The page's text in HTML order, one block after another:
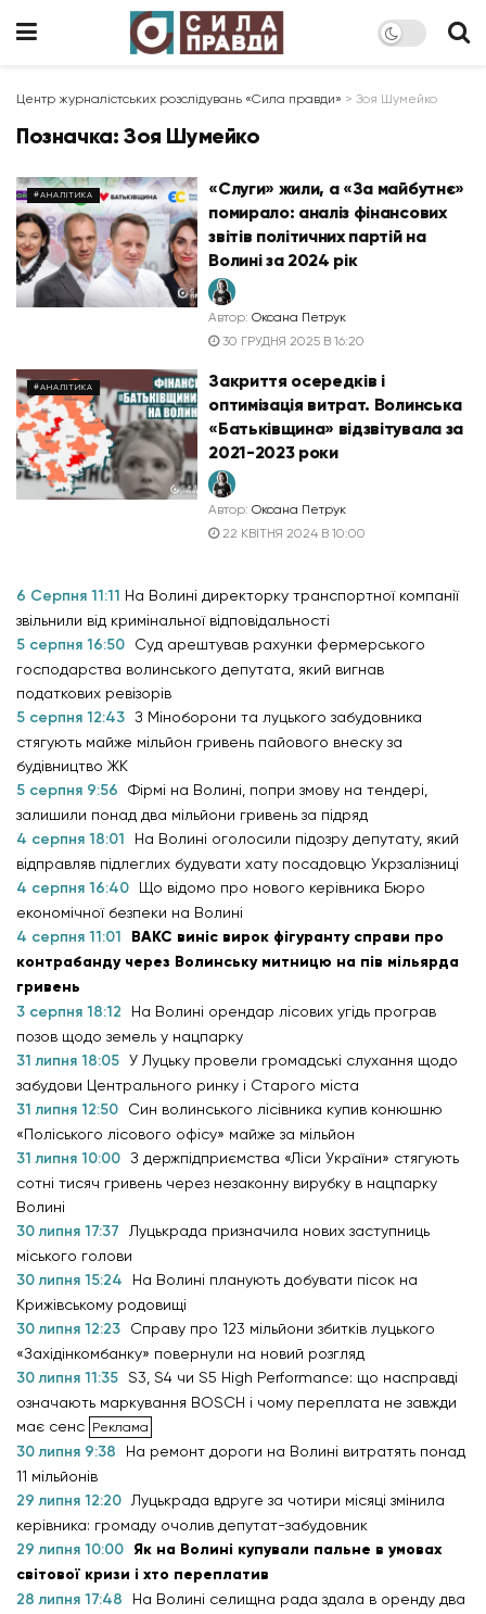
Центр журналістських розслідувань «Сила правди» > Зоя Шумейко
Позначка: Зоя Шумейко
#АНАЛІТИКА
«Слуги» жили, а «За майбутнє»
помирало: аналіз фінансових
звітів політичних партій на
Волині за 2024 рік
Автор: Оксана Петрук
30 ГРУДНЯ 2025 В 16:20
#АНАЛІТИКА
Закриття осередків і
оптимізація витрат. Волинська
«Батьківщина» відзвітувала за
2021-2023 роки
Автор: Оксана Петрук
22 КВІТНЯ 2024 В 10:00
6 Серпня 11:11 На Волині директорку транспортної компанії
звільнили від кримінальної відповідальності
5 серпня 16:50
Суд арештував рахунки фермерського
господарства волинського депутата, який вигнав
податкових ревізорів
5 серпня 12:43 З Міноборони та луцького забудовника
стягують майже мільйон гривень пайового внеску за
будівництво ЖК
5 серпня 9:56
Фірмі на Волині, попри змову на тендері,
залишили понад два мільйони гривень за підряд
4 серпня 18:01
На Волині оголосили підозру депутату, який
відправляв підлеглих будувати хату посадовцю Укрзалізниці
4 серпня 16:40
Що відомо про нового керівника Бюро
економічної безпеки на Волині
4 серпня 11:01
ВАКС виніс вирок фігуранту справи про
контрабанду через Волинську митницю на пів мільярда
гривень
3 серпня 18:12
На Волині орендар лісових угідь програв
позов щодо земель у нацпарку
31 липня 18:05 У Луцьку провели громадські слухання щодо
забудови Центрального ринку і Старого міста
31 липня 12:50
Син волинського лісівника купив конюшню
«Поліського лісового офісу» майже за мільйон
31 липня 10:00 З держпідприємства «Ліси України» стягують
сотні тисяч гривень через незаконну вирубку в нацпарку
Волині
30 липня 17:37
Луцькрада призначила нових заступниць
міського голови
30 липня 15:24
На Волині планують добувати пісок на
Крижівському родовищі
30 липня 12:23
Справу про 123 мільйони збитків луцького
«Західінкомбанку» повернули на новий розгляд
30 липня 11:35 S3, S4 чи S5 High Performance: що насправді
означають маркування BOSCH і чому переплата не завжди
має сенс
30 липня 9:38
На ремонт дороги на Волині витратять понад
11 мільйонів
29 липня 12:20
Луцькрада вдруге за чотири місяці змінила
керівника: громаду очолив депутат-забудовник
29 липня 10:00 Як на Волині купували пальне в умовах
світової кризи і хто переплатив
28 липня 17:48
На Волині селищна рада здала в оренду два